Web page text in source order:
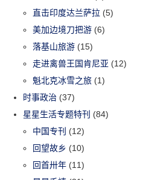
直击印度达兰萨拉 (5)
美加边境刀把游 (6)
落基山旅游 (15)
走进禽兽王国肯尼亚 (12)
魁北克冰雪之旅 (1)
时事政治 (37)
星星生活专题特刊 (84)
中国专刊 (12)
回望故乡 (10)
回首卅年 (11)